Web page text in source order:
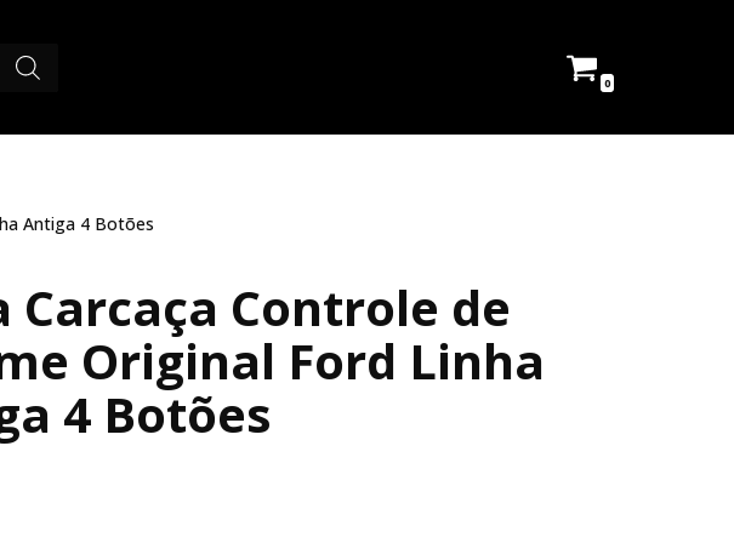
0
Antiga 4 Botões
Carcaça Controle de
Original Ford Linha
4 Botões